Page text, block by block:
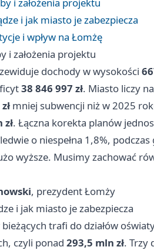
i założenia projektu
i jak miasto je zabezpiecza
i wpływ na Łomżę
i założenia projektu
dochody w wysokości
38 846 997 zł. Miasto liczy
mniej subwencji niż w 2025
zł. Łączna korekta planów
o niespełna 1,8%,
wyższe. Musimy zachować
, prezydent Łomży
i jak miasto je zabezpiecza
trafi do działów
czyli ponad 293,5 mln zł. Trzy